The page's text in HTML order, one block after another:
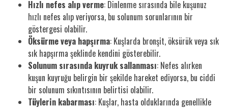
Hızlı nefes alıp verme: Dinlenme sırasında bile kuşunuz
hızlı nefes alıp veriyorsa, bu solunum sorunlarının bir
göstergesi olabilir.
Öksürme veya hapşırma: Kuşlarda bronşit, öksürük veya sık
sık hapşırma şeklinde kendini gösterebilir.
Solunum sırasında kuyruk sallanması: Nefes alırken
kuşun kuyruğu belirgin bir şekilde hareket ediyorsa, bu ciddi
bir solunum sıkıntısının belirtisi olabilir.
Tüylerin kabarması: Kuşlar, hasta olduklarında genellikle